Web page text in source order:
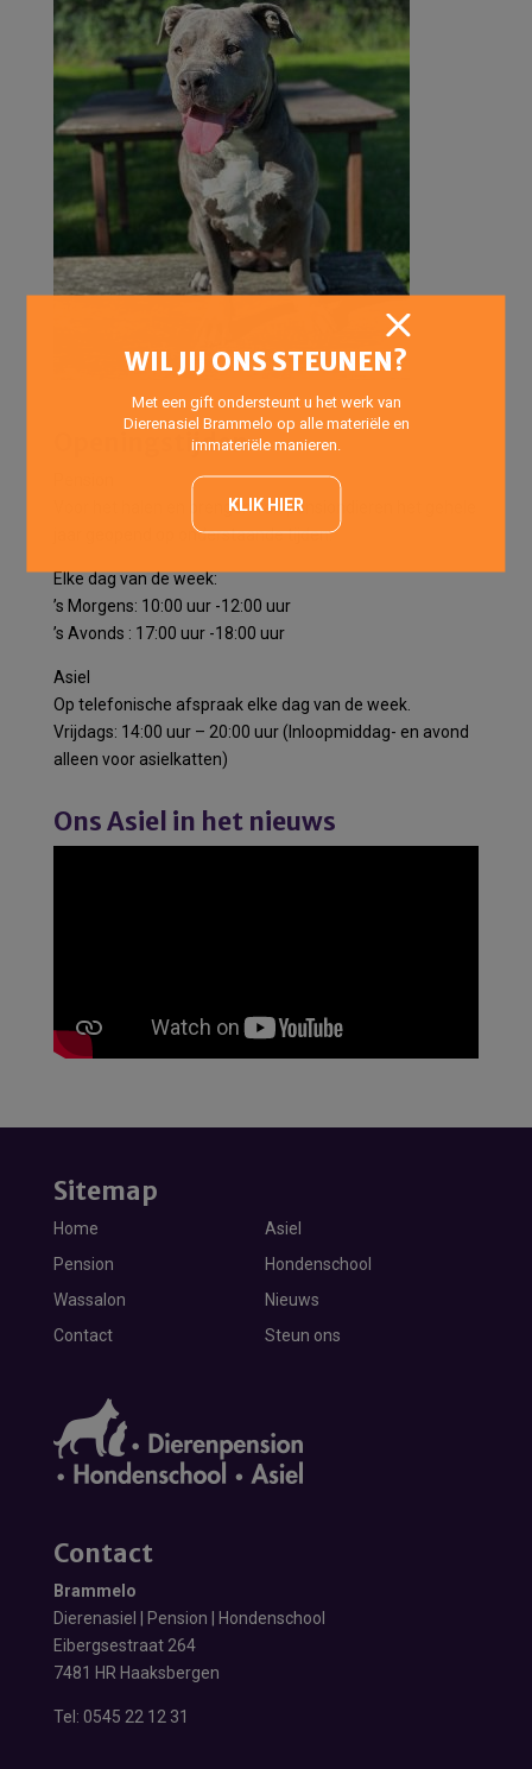
Openingstijden
Voor het halen en brengen van pensiondieren het gehele
jaar geopend op onderstaande tijden:
Elke dag van de week:
’s Morgens: 10:00 uur -12:00 uur
’s Avonds : 17:00 uur -18:00 uur
Asiel
Op telefonische afspraak elke dag van de week.
Vrijdags: 14:00 uur – 20:00 uur (Inloopmiddag- en avond
alleen voor asielkatten)
Ons Asiel in het nieuws
WIL JIJ ONS STEUNEN?
Met een gift ondersteunt u het werk van
Dierenasiel Brammelo op alle materiële en
immateriële manieren.
KLIK HIER
Sitemap
Home
Asiel
Pension
Hondenschool
Wassalon
Nieuws
Contact
Steun ons
Contact
Brammelo
Dierenasiel | Pension | Hondenschool
Eibergsestraat 264
7481 HR Haaksbergen
Tel: 0545 22 12 31